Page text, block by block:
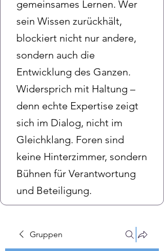
gemeinsames Lernen. Wer
sein Wissen zurückhält,
blockiert nicht nur andere,
sondern auch die
Entwicklung des Ganzen.
Widersprich mit Haltung –
denn echte Expertise zeigt
sich im Dialog, nicht im
Gleichklang. Foren sind
keine Hinterzimmer, sondern
Bühnen für Verantwortung
und Beteiligung.
Gruppen